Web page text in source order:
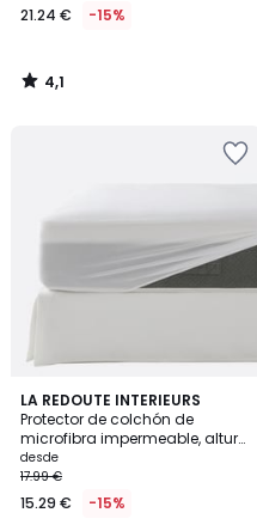
21.24 € -15%
4,1
/
LA REDOUTE INTERIEURS
Protector de colchón de
microfibra impermeable, altura
máx. 27 cm
desde
17.99 €
15.29 € -15%
4,6
/ 5